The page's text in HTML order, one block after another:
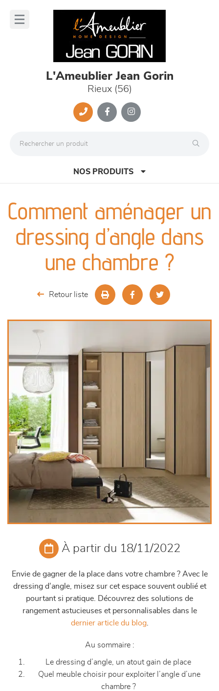
L'Ameublier Jean Gorin
Rieux (56)
NOS PRODUITS
canapés et fauteuils
séjours
chambres et dressing
literie
décoration
Comment aménager un
dressing d’angle dans
une chambre ?
Retour liste
À partir du 18/11/2022
Envie de gagner de la place dans votre chambre ? Avec le
dressing d’angle, misez sur cet espace souvent oublié et
pourtant si pratique. Découvrez des solutions de
rangement astucieuses et personnalisables dans le
dernier article du blog.
Au sommaire :
Le dressing d’angle, un atout gain de place
Quel meuble choisir pour exploiter l’angle d’une
chambre ?